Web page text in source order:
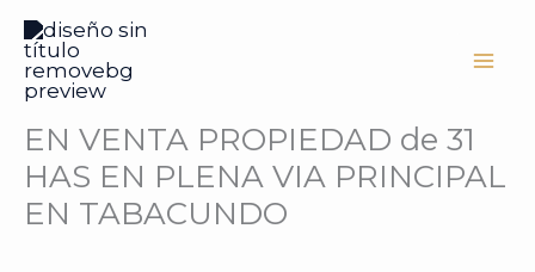
contenido
EN VENTA PROPIEDAD de 31
HAS EN PLENA VIA PRINCIPAL
EN TABACUNDO